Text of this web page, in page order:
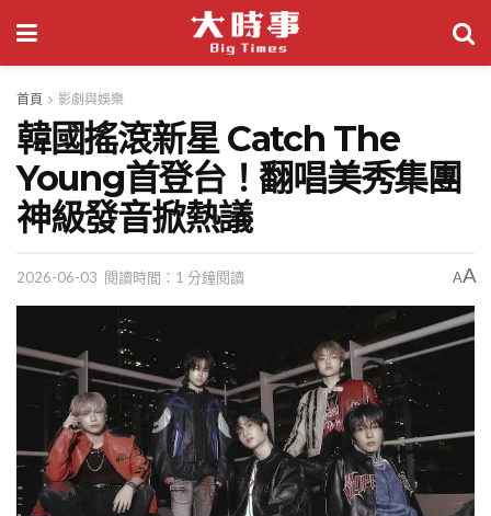
首頁 影劇與娛樂
韓國搖滾新星 Catch The
Young首登台！翻唱美秀集團
神級發音掀熱議
2026-06-03 閱讀時間：1 分鐘閱讀 AA